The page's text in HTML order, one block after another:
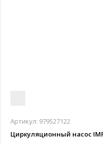
Артикул: 979527122
Циркуляционный насос